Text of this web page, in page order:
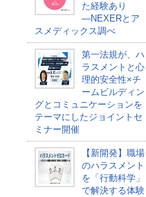
た経験あり
―NEXERとア
スメディックス調べ
第一法規が、ハ
ラスメントと心
理的安全性×チ
ームビルディン
グとコミュニケーションを
テーマにしたジョイントセ
ミナー開催
【新開発】職場
のハラスメント
を「行動科学」
で解決する体験